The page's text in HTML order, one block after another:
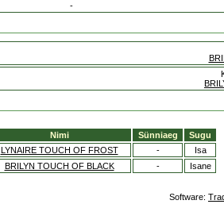
-
Nimi Sünniaeg
Sugu
LYNAIRE TOUCH OF FROST -
Isa
BRILYN TOUCH OF BLACK - Isane
Software: